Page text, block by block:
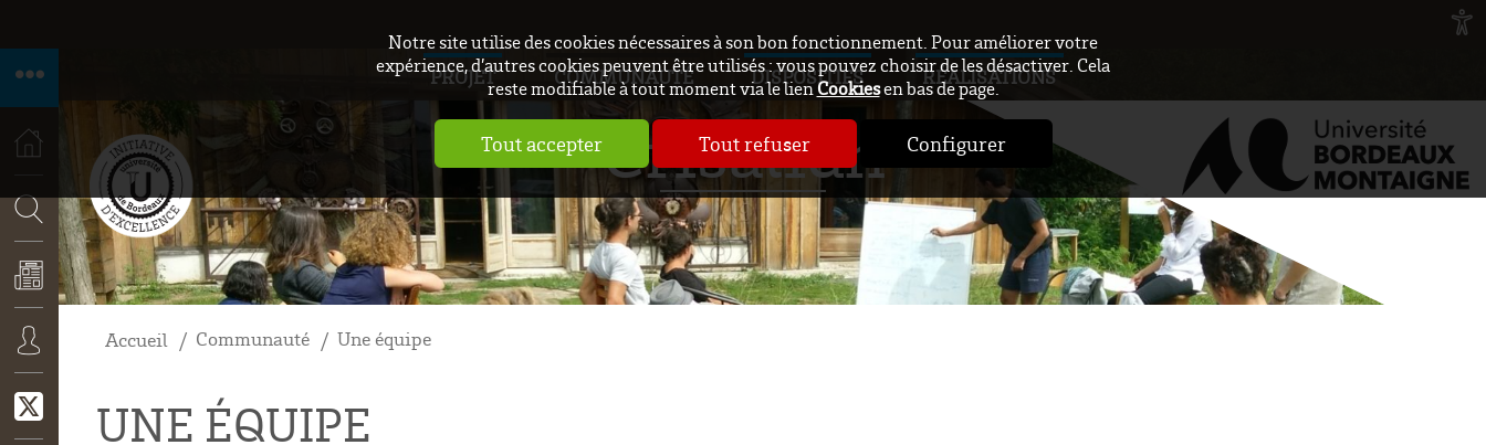
Notre site utilise des cookies nécessaires à son bon fonctionnement. Pour améliorer votre
expérience, d’autres cookies peuvent être utilisés : vous pouvez choisir de les désactiver. Cela
reste modifiable à tout moment via le lienCookiesen bas de page.
Tout accepter Tout refuser Configurer
ACCUEIL
RECHERCHE
ACTUALITÉS
CONNEXION
PROJET COMMUNAUTÉ DISPOSITIFS RÉALISATIONS
Crisalidh
Accueil Communauté Une équipe
UNE ÉQUIPE